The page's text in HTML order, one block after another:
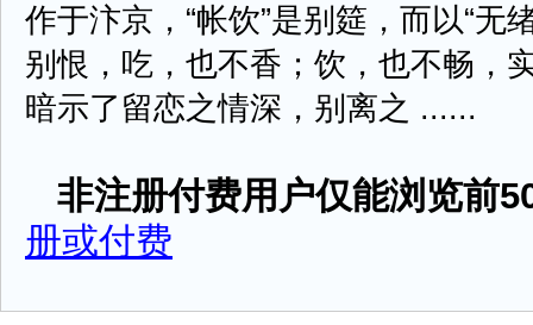
作于汴京，“帐饮”是别筵，而以“无
别恨，吃，也不香；饮，也不畅，
暗示了留恋之情深，别离之 ......
非注册付费用户仅能浏览前
册或付费